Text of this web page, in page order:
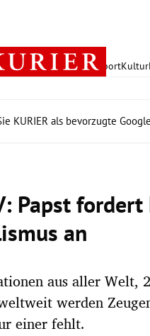
PolitikWirtschaft SportKultur
KURIER als bevorzugte
Papst
an
aus aller Welt,
werden
einer fehlt.